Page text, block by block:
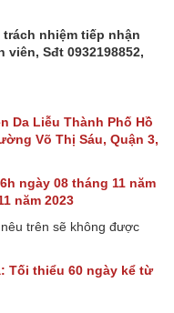
nhiệm tiếp nhận
Sđt 0932198852,
Da Liễu Thành Phố Hồ
Võ Thị Sáu, Quận 3,
ngày 08 tháng 11 năm
năm 2023
trên sẽ không được
Tối thiểu 60 ngày kể từ